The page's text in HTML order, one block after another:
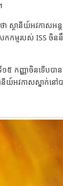
ថា ស្ថានីយ៍អវកាស
កម្មរបស់ ISS ចិ
៥ កញ្ញាចិនទើប
អវកាសស្នាក់នៅប